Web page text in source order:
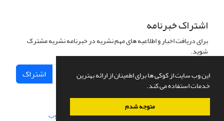
این وب سایت از کوکی ها برای اطمینان از ارائه بهترین
خدمات استفاده می کند.
متوجه شدم
اشتراک خبرنامه
برای دریافت اخبار و اطلاعیه های مهم نشریه در خبرنامه نشریه مشترک
شوید.
اشتراک
سامانه مدیریت نشریات علمی.طراحی و پیاده سازی از سیناوب